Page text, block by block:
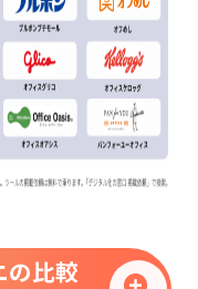
の比較